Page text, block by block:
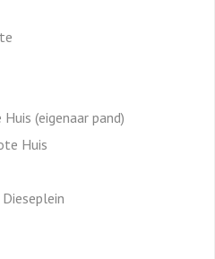
(eigenaar pand)
Huis